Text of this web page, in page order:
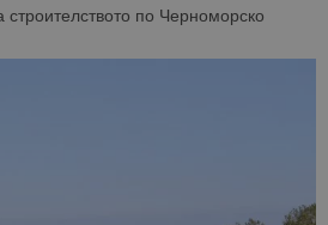
по Черноморско